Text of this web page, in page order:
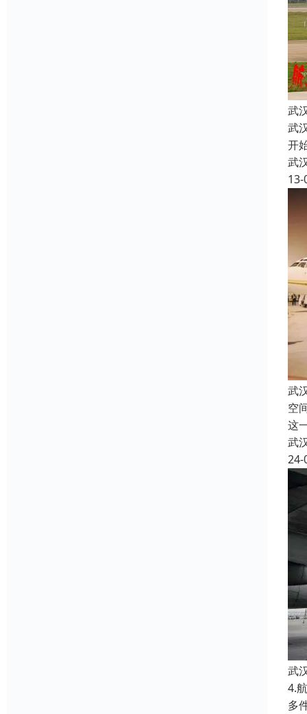
武
武
开
武
13-
武
空
这
武
24-
武
4.
多